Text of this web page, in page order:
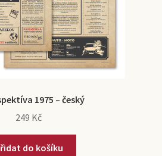
1975 – český
249 Kč
do košíku